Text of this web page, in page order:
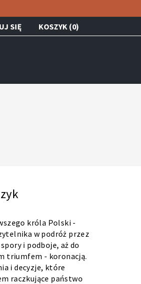
SIĘ
KOSZYK (0)
króla Polski -
w podróż przez
i podboje, aż do
triumfem - koronacją.
i decyzje, które
raczkujące państwo